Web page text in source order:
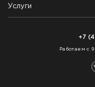
Блог
Возврат товара
Как заказать
Услуги
+7
Работаем с